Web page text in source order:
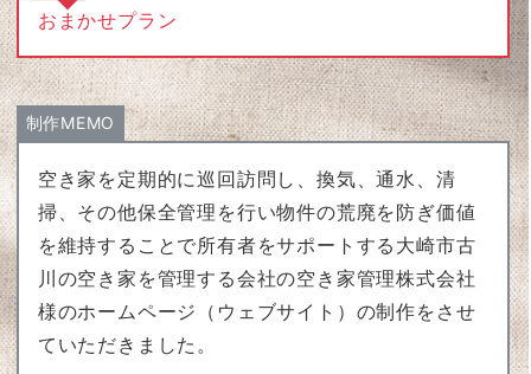
おまかせプラン
制作MEMO
空き家を定期的に巡回訪問し、換気、通水、清
掃、その他保全管理を行い物件の荒廃を防ぎ価値
を維持することで所有者をサポートする大崎市古
川の空き家を管理する会社の空き家管理株式会社
様のホームページ（ウェブサイト）の制作をさせ
ていただきました。